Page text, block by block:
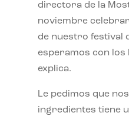
directora de la
noviembre
de nuestro festival
esperamos con
explica.
Le pedimos que
ingredientes tiene